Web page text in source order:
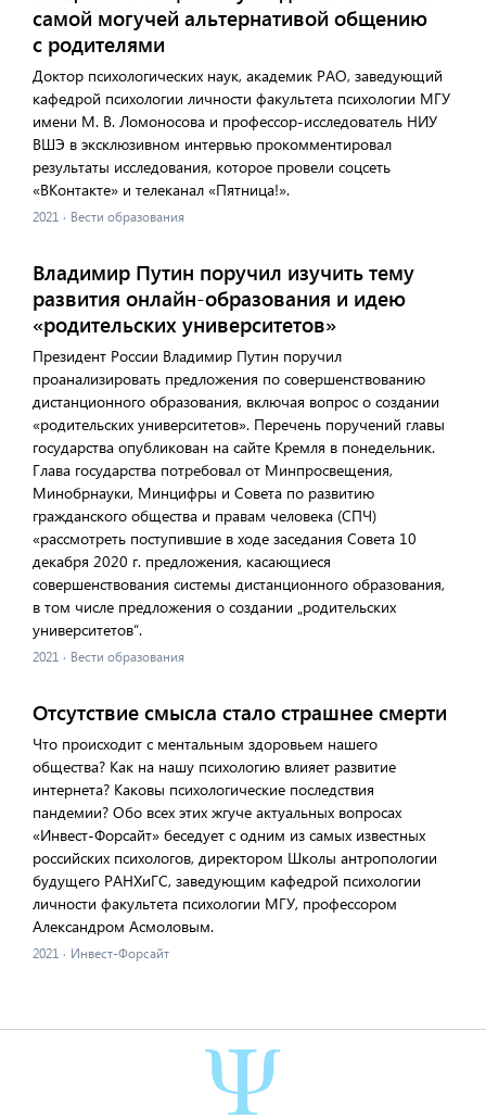
самой могучей альтернативой общению
с родителями
Доктор психологических наук, академик РАО, заведующий
кафедрой психологии личности факультета психологии МГУ
имени М. В. Ломоносова и профессор-исследователь НИУ
ВШЭ в эксклюзивном интервью прокомментировал
результаты исследования, которое провели соцсеть
«ВКонтакте» и телеканал «Пятница!».
2021 · Вести образования
Владимир Путин поручил изучить тему
развития онлайн-образования и идею
«родительских университетов»
Президент России Владимир Путин поручил
проанализировать предложения по совершенствованию
дистанционного образования, включая вопрос о создании
«родительских университетов». Перечень поручений главы
государства опубликован на сайте Кремля в понедельник.
Глава государства потребовал от Минпросвещения,
Минобрнауки, Минцифры и Совета по развитию
гражданского общества и правам человека (СПЧ)
«рассмотреть поступившие в ходе заседания Совета 10
декабря 2020 г. предложения, касающиеся
совершенствования системы дистанционного образования,
в том числе предложения о создании „родительских
университетов“.
2021 · Вести образования
Отсутствие смысла стало страшнее смерти
Что происходит с ментальным здоровьем нашего
общества? Как на нашу психологию влияет развитие
интернета? Каковы психологические последствия
пандемии? Обо всех этих жгуче актуальных вопросах
«Инвест-Форсайт» беседует с одним из самых известных
российских психологов, директором Школы антропологии
будущего РАНХиГС, заведующим кафедрой психологии
личности факультета психологии МГУ, профессором
Александром Асмоловым.
2021 · Инвест-Форсайт